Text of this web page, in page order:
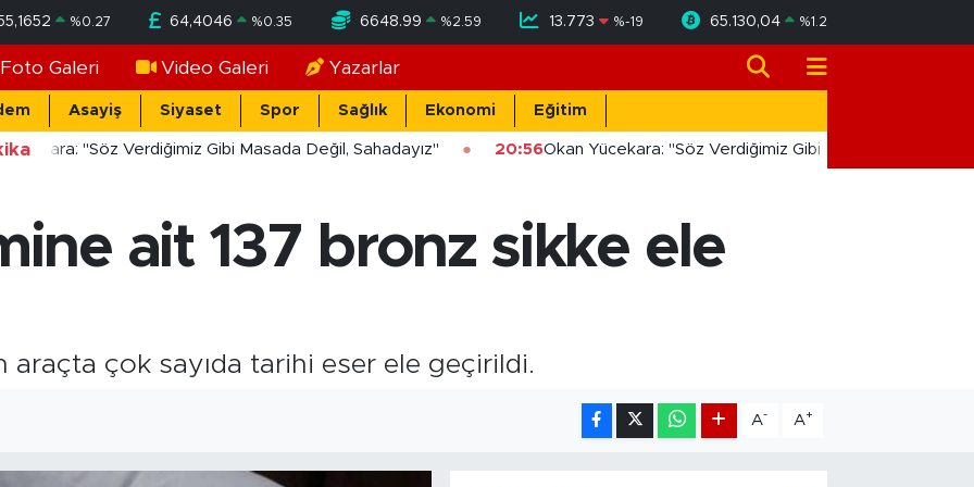
%0.27 64,4046 %0.35 6648.99 %2.59 13.773 %-19 65.130,04 %1.2
Foto Galeri Video Galeri Yazarlar
Asayiş Siyaset Spor Sağlık Ekonomi Eğitim
"Söz Verdiğimiz Gibi Masada Değil, Sahadayız" 20:56Okan Yücekara: "Söz Verdiğimiz Gibi Masada Değil,
ait 137 bronz sikke ele
çok sayıda tarihi eser ele geçirildi.
A- A+